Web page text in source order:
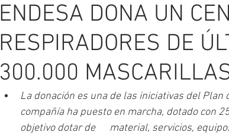
ENDESA DONA UN
RESPIRADORES DE
300.000
La donación es una de las iniciativas del
compañía ha puesto en marcha, dotado con
objetivo dotar de      material, servicios,